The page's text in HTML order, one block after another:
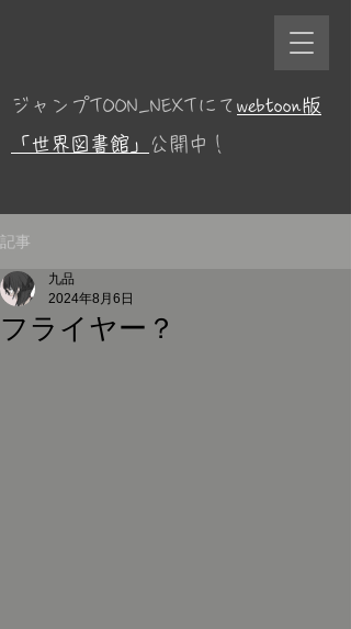
ジャンプTOON_NEXTにて webtoon版
「世界図書館」
公開中！
記事
フライヤー？
九品
2024年8月6日